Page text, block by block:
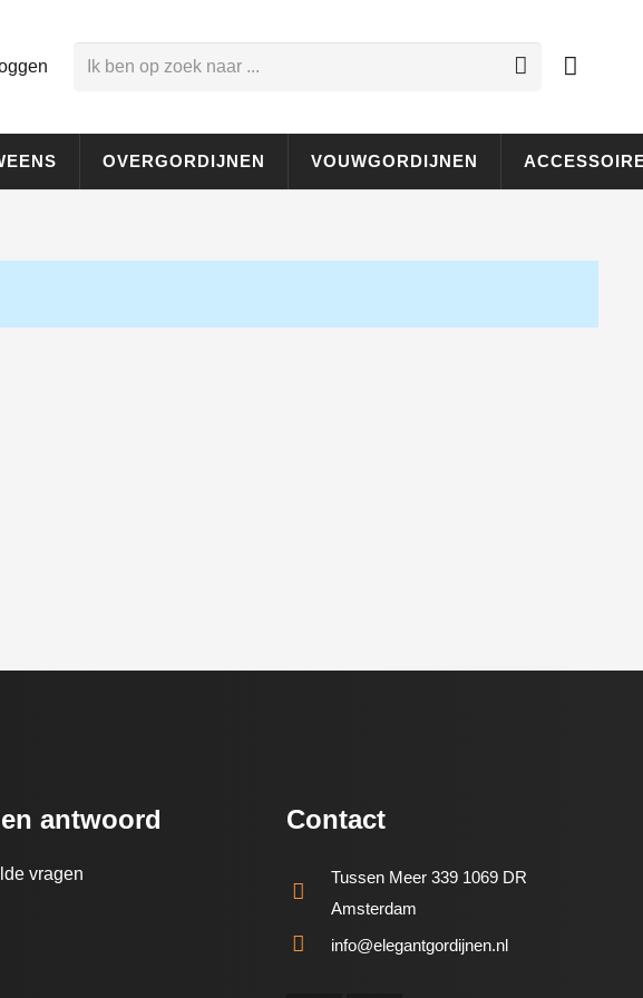
OVERGORDIJNEN VOUWGORDIJNEN
antwoord
vragen
Contact
Tussen Meer 339 1069 DR
Amsterdam
info@elegantgordijnen.nl